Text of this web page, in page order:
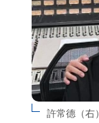
許常德（右